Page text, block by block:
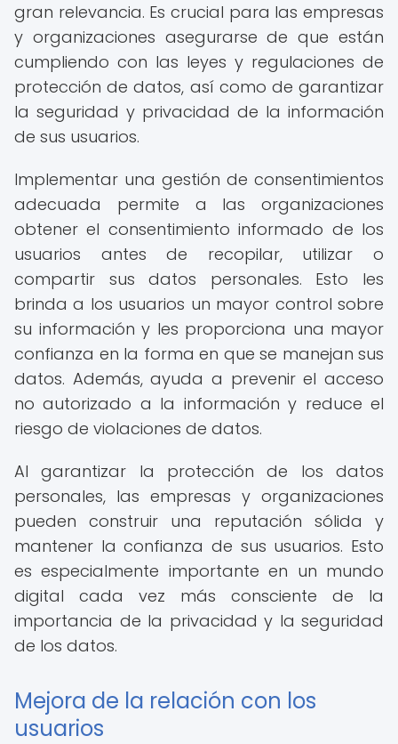
gran relevancia. Es crucial para las empresas
y organizaciones asegurarse de que están
cumpliendo con las leyes y regulaciones de
protección de datos, así como de garantizar
la seguridad y privacidad de la información
de sus usuarios.
Implementar una gestión de consentimientos
adecuada permite a las organizaciones
obtener el consentimiento informado de los
usuarios antes de recopilar, utilizar o
compartir sus datos personales. Esto les
brinda a los usuarios un mayor control sobre
su información y les proporciona una mayor
confianza en la forma en que se manejan sus
datos. Además, ayuda a prevenir el acceso
no autorizado a la información y reduce el
riesgo de violaciones de datos.
Al garantizar la protección de los datos
personales, las empresas y organizaciones
pueden construir una reputación sólida y
mantener la confianza de sus usuarios. Esto
es especialmente importante en un mundo
digital cada vez más consciente de la
importancia de la privacidad y la seguridad
de los datos.
Mejora de la relación con los
usuarios